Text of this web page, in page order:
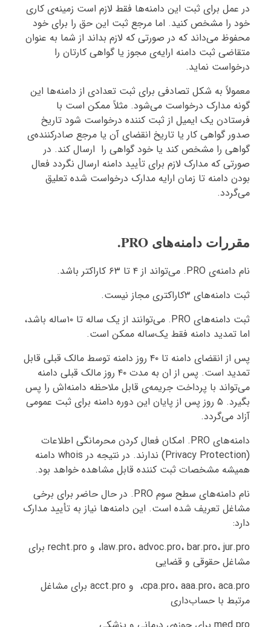
در عمل برای ثبت این دامنه‌ها فقط لازم است زمینه‌ی کاری
خود را مشخص کنید. اما مرجع ثبت این حق را برای خود
محفوظ می‌داند که در صورتی که لازم بداند از شما به عنوان
متقاضی ثبت دامنه ارایه‌ی مجوز یا گواهی کارتان را
درخواست نماید.
معمولاً به شکل تصادفی برای ثبت تعدادی از دامنه‌ها این
گونه مدارک درخواست می‌شود. مثلاً ممکن است با
فرستادن یک ایمیل از ثبت کننده درخواست شود تاریخ
صدور گواهی کار یا تاریخ انقضای آن یا مرجع صادرکننده‌ی
گواهی را مشخص کند یا خود گواهی را ارسال کند. در
صورتی که مدارک لازم برای تأیید دامنه ارسال نگردد فعال
بودن دامنه تا زمان ارایه مدارک درخواست شده تعلیق
می‌گردد.
مقررات دامنه‌های PRO.
نام دامنه‌ی PRO. می‌تواند از ۴ تا ۶۳ کاراکتر باشد.
ثبت دامنه‌های ۳کاراکتری مجاز نیست.
ثبت دامنه‌های PRO. می‌توانند از یک ساله تا ۱۰ساله باشد،
اما تمدید دامنه فقط یک‌ساله ممکن است.
پس از انقضای دامنه تا ۴۰ روز دامنه توسط مالک قبلی قابل
تمدید است. پس از ان به مدت ۴۰ روز مالک قبلی دامنه
می‌تواند با پرداخت جریمه‌ی قابل ملاحظه دامنه‌اش را پس
بگیرد. ۵ روز پس از پایان این دوره دامنه برای ثبت عمومی
آزاد می‌گردد.
دامنه‌های PRO. امکان فعال کردن محرمانگی اطلاعات
(Privacy Protection) ندارند. در نتیجه در whois دامنه
همیشه مشخصات ثبت کننده قابل مشاهده خواهد بود.
نام دامنه‌های سطح سوم PRO. در حال حاضر برای برخی
مشاغل تعریف شده است. این دامنه‌ها نیاز به تأیید مدارک
دارد:
law.pro، advoc.pro، bar.pro، jur.pro، و recht.pro برای
مشاغل حقوقی و قضایی
cpa.pro، aaa.pro، aca.pro، و acct.pro برای مشاغل
مرتبط با حساب‌داری